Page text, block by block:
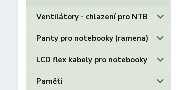
Ventilátory - chlazení pro NTB
Panty pro notebooky (ramena)
LCD flex kabely pro notebooky
Paměti